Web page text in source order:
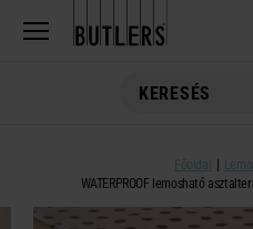
Főoldal
WATERPROOF lemosható